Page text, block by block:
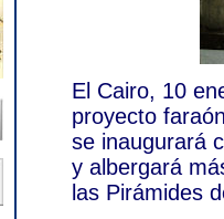
El Cairo, 10
proyecto
se inaugurará
y albergará
las Pirámides